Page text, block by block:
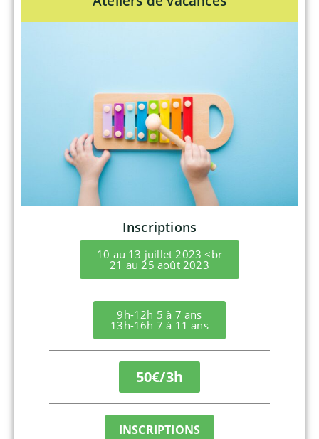
Inscriptions
10 au 13 juillet 2023 <br
21 au 25 août 2023
9h-12h 5 à 7 ans
13h-16h 7 à 11 ans
50€/3h
INSCRIPTIONS